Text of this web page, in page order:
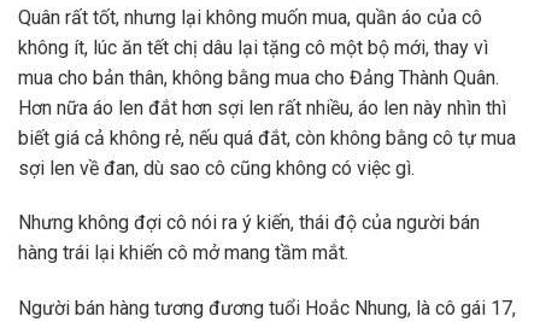
Quân rất tốt, nhưng lại không muốn mua, quần áo của cô
không ít, lúc ăn tết chị dâu lại tặng cô một bộ mới, thay vì
mua cho bản thân, không bằng mua cho Đảng Thành Quân.
Hơn nữa áo len đắt hơn sợi len rất nhiều, áo len này nhìn thì
biết giá cả không rẻ, nếu quá đắt, còn không bằng cô tự mua
sợi len về đan, dù sao cô cũng không có việc gì.
Nhưng không đợi cô nói ra ý kiến, thái độ của người bán
hàng trái lại khiến cô mở mang tầm mắt.
Người bán hàng tương đương tuổi Hoắc Nhung, là cô gái 17,